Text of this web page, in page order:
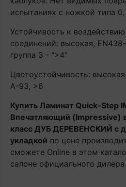
испытаниях с ножкой типа
Устойчивость к
соединений: высокая,
группа 3 - ">4"
Цветоустойчивость:
A-93, >6
Купить Ламинат Quick-Step
Впечатляющий (Impressive)
класс ДУБ ДЕРЕВЕНСКИЙ с
укладкой по цене
сможете Online в этом
салоне официального